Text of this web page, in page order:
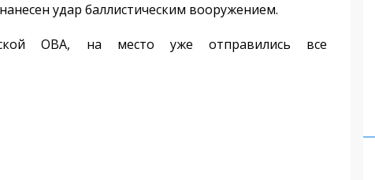
удар баллистическим вооружением.
ОВА, на место уже отправились все